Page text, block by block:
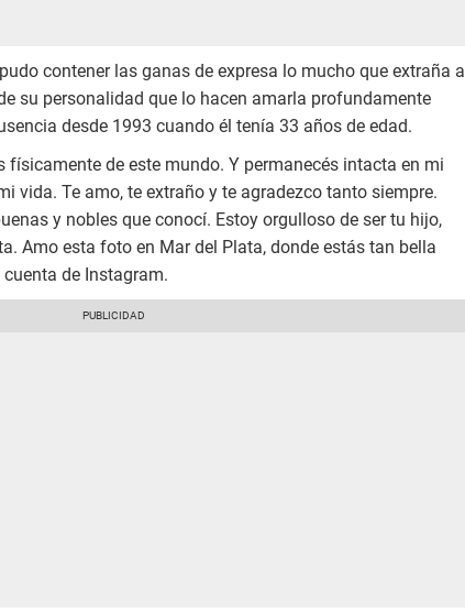
contener las ganas de expresa lo mucho que extraña a
su personalidad que lo hacen amarla profundamente
desde 1993 cuando él tenía 33 años de edad.
físicamente de este mundo. Y permanecés intacta en mi
vida. Te amo, te extraño y te agradezco tanto siempre.
y nobles que conocí. Estoy orgulloso de ser tu hijo,
Amo esta foto en Mar del Plata, donde estás tan bella
cuenta de Instagram.